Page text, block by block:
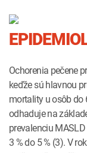
Ochorenia pečene
keďže sú hlavnou
mortality u osôb do
odhaduje na
prevalenciu
3 % do 5 % (3). V